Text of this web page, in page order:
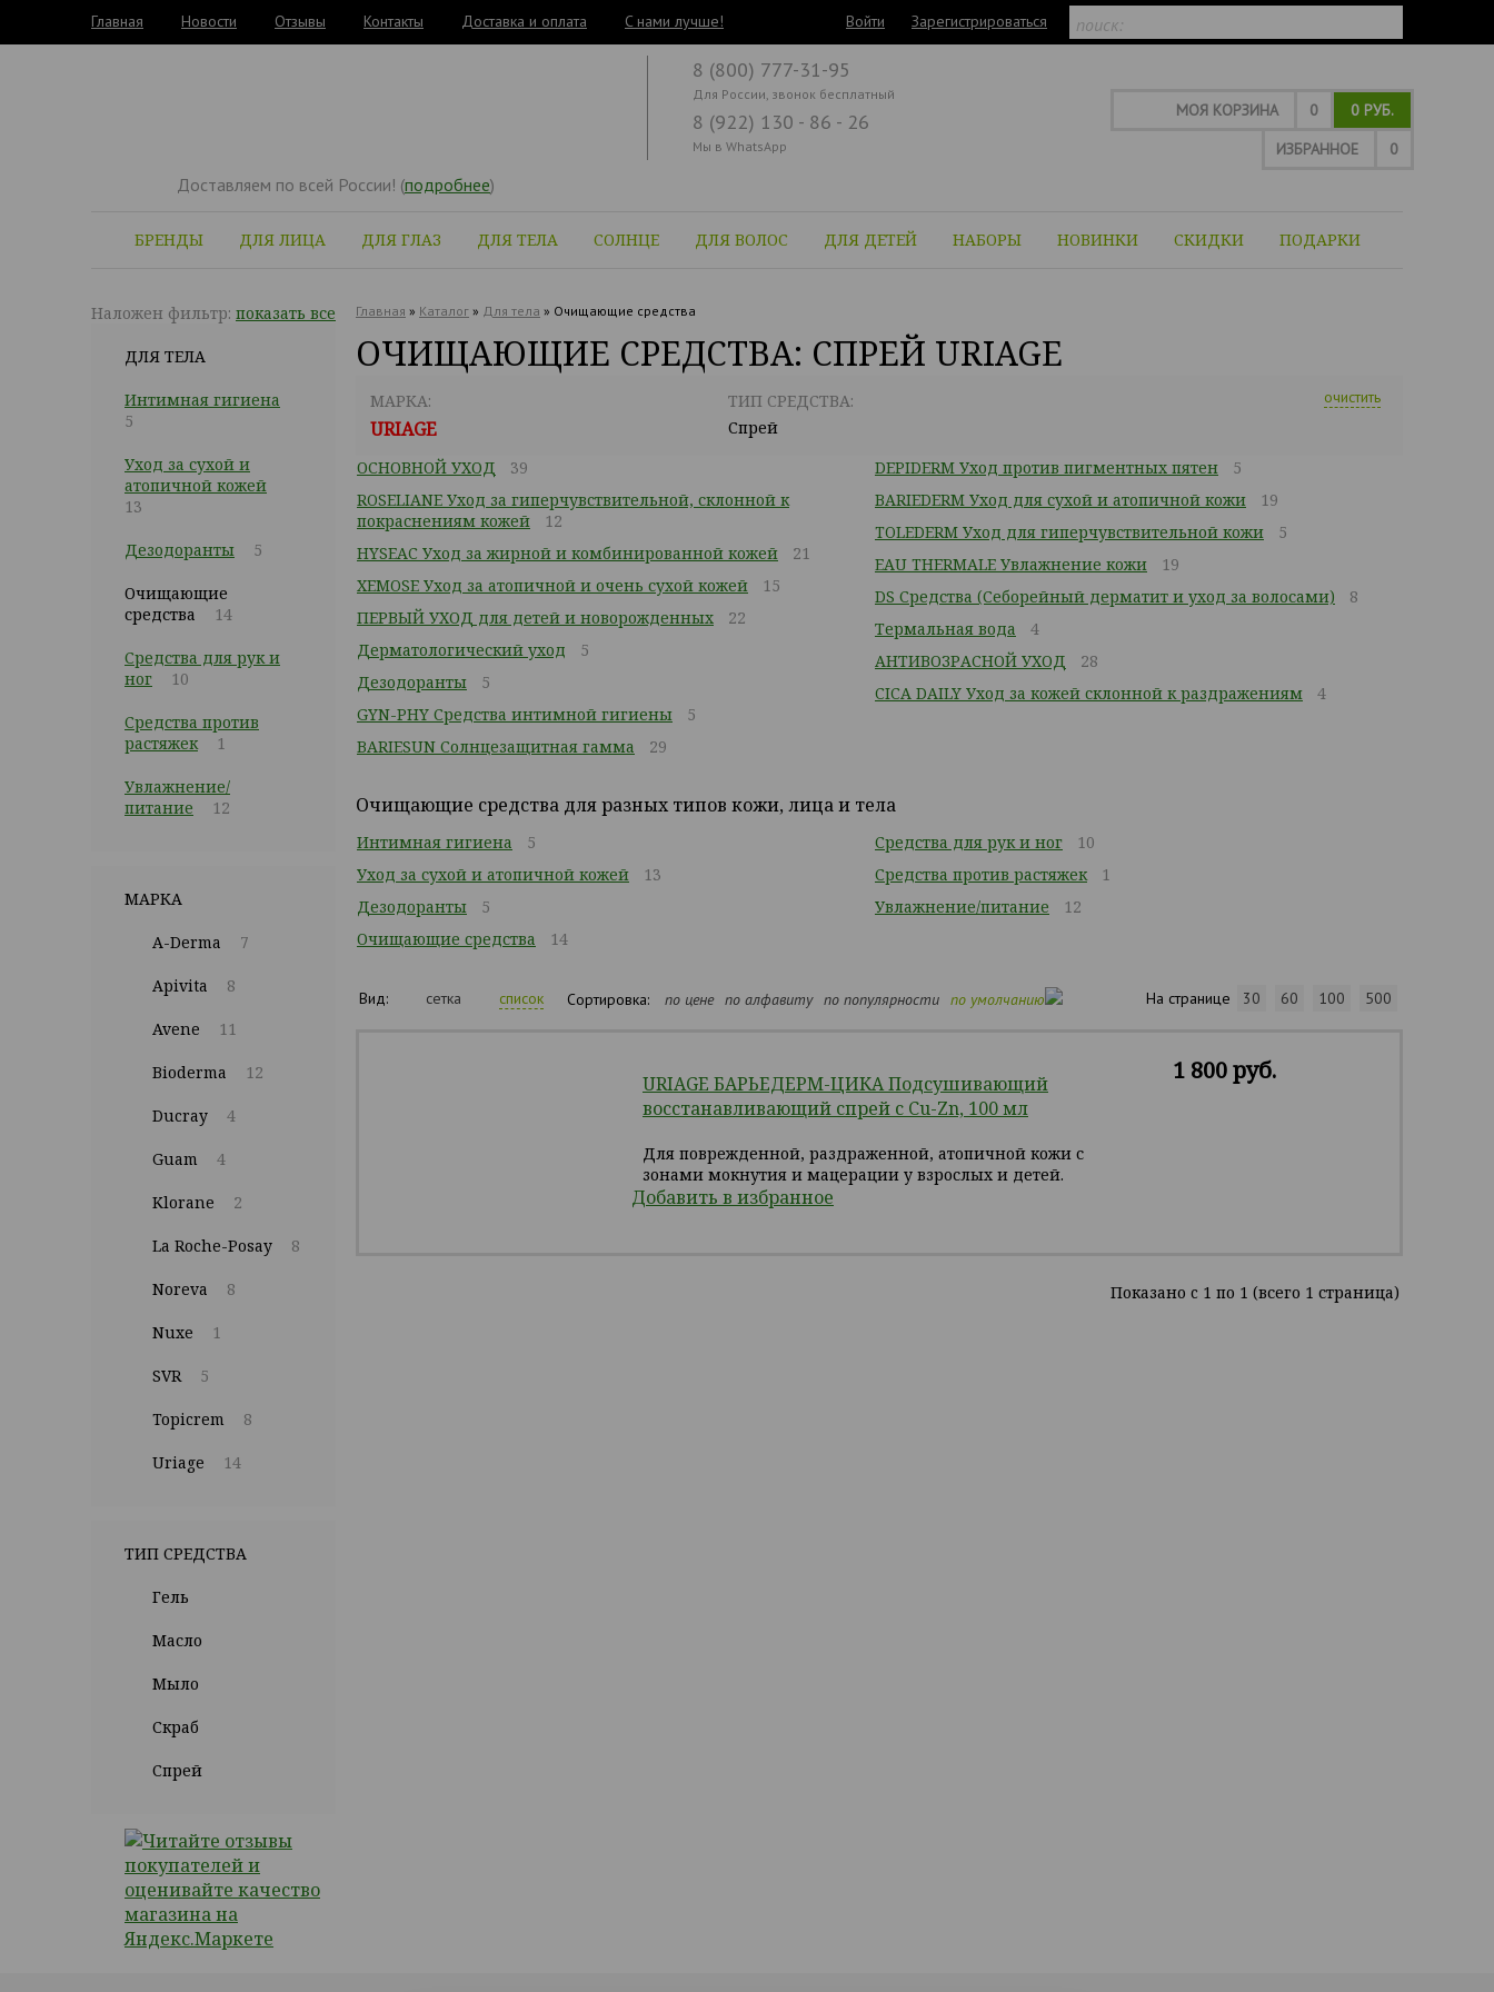
Главная Новости Отзывы Контакты Доставка и оплата C нами лучше! Войти Зарегистрироваться
Доставляем по всей России! (подробнее)
МОЯ КОРЗИНА 0
0 РУБ.
ИЗБРАННОЕ
0
БРЕНДЫ ДЛЯ ЛИЦА ДЛЯ ГЛАЗ ДЛЯ ТЕЛА СОЛНЦЕ ДЛЯ ВОЛОС ДЛЯ ДЕТЕЙ НАБОРЫ НОВИНКИ СКИДКИ ПОДАРКИ
8 (800) 777-31-95
Для России, звонок бесплатный
8 (922) 130 - 86 - 26
Мы в WhatsApp
Наложен фильтр: показать все
ДЛЯ ТЕЛА
Интимная гигиена
5
Уход за сухой и
атопичной кожей
13
Дезодоранты 5
Очищающие
средства
14
Средства для рук и
ног
10
Средства против
растяжек
1
Увлажнение/
питание
12
МАРКА
A-Derma 7
Apivita 8
Avene 11
Bioderma 12
Ducray 4
Guam 4
Klorane 2
La Roche-Posay 8
Noreva 8
Nuxe 1
SVR 5
Topicrem 8
Uriage 14
ТИП СРЕДСТВА
Гель
Масло
Мыло
Скраб
Спрей
Главная » Каталог » Для тела » Очищающие средства
ОЧИЩАЮЩИЕ СРЕДСТВА: СПРЕЙ URIAGE
МАРКА:
URIAGE
ТИП СРЕДСТВА:
Спрей
очистить
ОСНОВНОЙ УХОД
39
ROSELIANE Уход за гиперчувствительной, склонной к
покраснениям кожей
12
HYSEAC Уход за жирной и комбинированной кожей
21
XEMOSE Уход за атопичной и очень сухой кожей
15
ПЕРВЫЙ УХОД для детей и новорожденных
22
Дерматологический уход
5
Дезодоранты
5
GYN-PHY Средства интимной гигиены
5
BARIESUN Солнцезащитная гамма
29
DEPIDERM Уход против пигментных пятен
5
BARIEDERM Уход для сухой и атопичной кожи
19
TOLEDERM Уход для гиперчувствительной кожи
5
EAU THERMALE Увлажнение кожи
19
DS Средства (Себорейный дерматит и уход за волосами)
8
Термальная вода
4
АНТИВОЗРАСНОЙ УХОД
28
CICA DAILY Уход за кожей склонной к раздражениям
4
Очищающие средства для разных типов кожи, лица и тела
Интимная гигиена
5
Уход за сухой и атопичной кожей
13
Дезодоранты
5
Очищающие средства
14
Средства для рук и ног
10
Средства против растяжек
1
Увлажнение/питание
12
Вид: сетка список Сортировка: по цене по алфавиту по популярности по умолчанию На странице 30 60 100 500
URIAGE БАРЬЕДЕРМ-ЦИКА Подсушивающий
восстанавливающий спрей с Cu-Zn, 100 мл
Для поврежденной, раздраженной, атопичной кожи с
зонами мокнутия и мацерации у взрослых и детей.
Добавить в избранное
1 800 руб.
Показано c 1 по 1 (всего 1 страница)